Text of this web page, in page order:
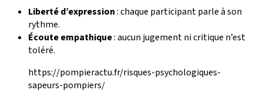
Liberté d’expression: chaque participant parle à son
rythme.
Écoute empathique: aucun jugement ni critique n’est
toléré.
https://pompieractu.fr/risques-psychologiques-
sapeurs-pompiers/